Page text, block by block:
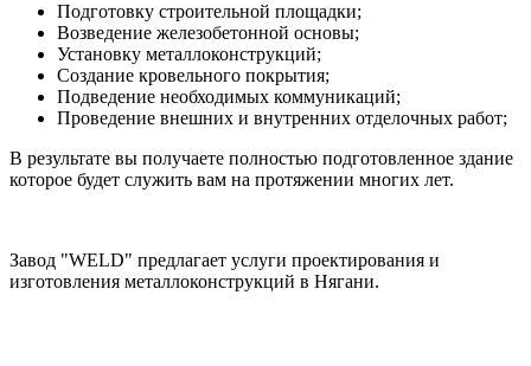
Подготовку строительной площадки;
Возведение железобетонной основы;
Установку металлоконструкций;
Создание кровельного покрытия;
Подведение необходимых коммуникаций;
Проведение внешних и внутренних отделочных работ;
В результате вы получаете полностью подготовленное здание
которое будет служить вам на протяжении многих лет.
Завод "WELD" предлагает услуги проектирования и
изготовления металлоконструкций в Нягани.